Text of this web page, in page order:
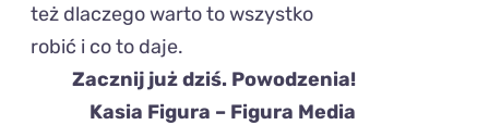
też dlaczego warto to wszystko
robić i co to daje.
Zacznij już dziś. Powodzenia!
Kasia Figura – Figura Media